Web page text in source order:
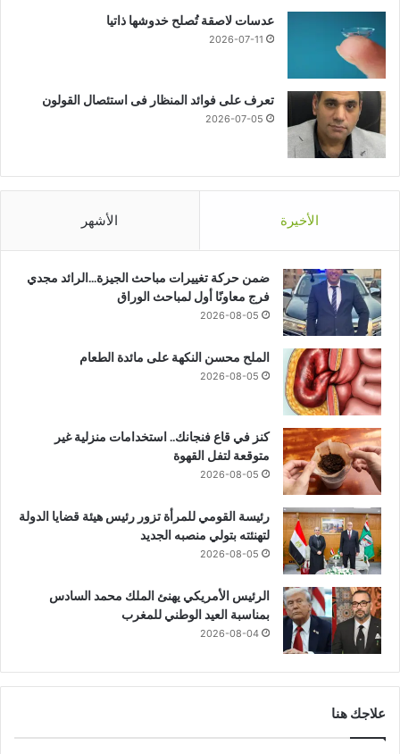
عدسات لاصقة تُصلح خدوشها ذاتيا
2026-07-11
تعرف على فوائد المنظار فى استئصال القولون
2026-07-05
الأخيرة الأشهر
ضمن حركة تغييرات مباحث الجيزة…الرائد مجدي
فرج معاونًا أول لمباحث الوراق
2026-08-05
الملح محسن النكهة على مائدة الطعام
2026-08-05
كنز في قاع فنجانك.. استخدامات منزلية غير
متوقعة لتفل القهوة
2026-08-05
رئيسة القومي للمرأة تزور رئيس هيئة قضايا الدولة
لتهنئته بتولي منصبه الجديد
2026-08-05
الرئيس الأمريكي يهنئ الملك محمد السادس
بمناسبة العيد الوطني للمغرب
2026-08-04
علاجك هنا